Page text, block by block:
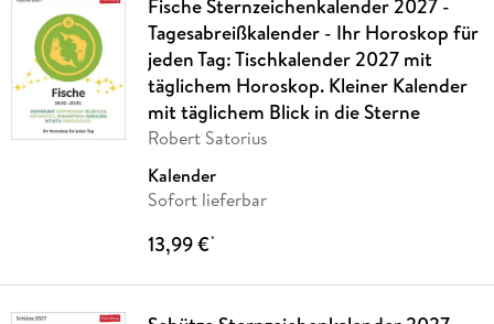
Fische Sternzeichenkalender 2027 -
Tagesabreißkalender - Ihr Horoskop für
jeden Tag: Tischkalender 2027 mit
täglichem Horoskop. Kleiner Kalender
mit täglichem Blick in die Sterne
Robert Satorius
Kalender
Sofort lieferbar
13,99 €*